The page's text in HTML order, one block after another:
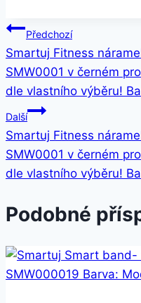
Navigace
pro
příspěvek
Předchozí
Smartuj Fitness
SMW0001 v černém
dle vlastního výběru!
Další
Smartuj Fitness
SMW0001 v černém
dle vlastního výběru!
Podobné